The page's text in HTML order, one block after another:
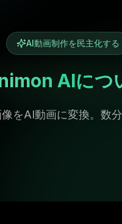
AI動画制作を民主化する
AIにつ
をAI動画に変換。数分